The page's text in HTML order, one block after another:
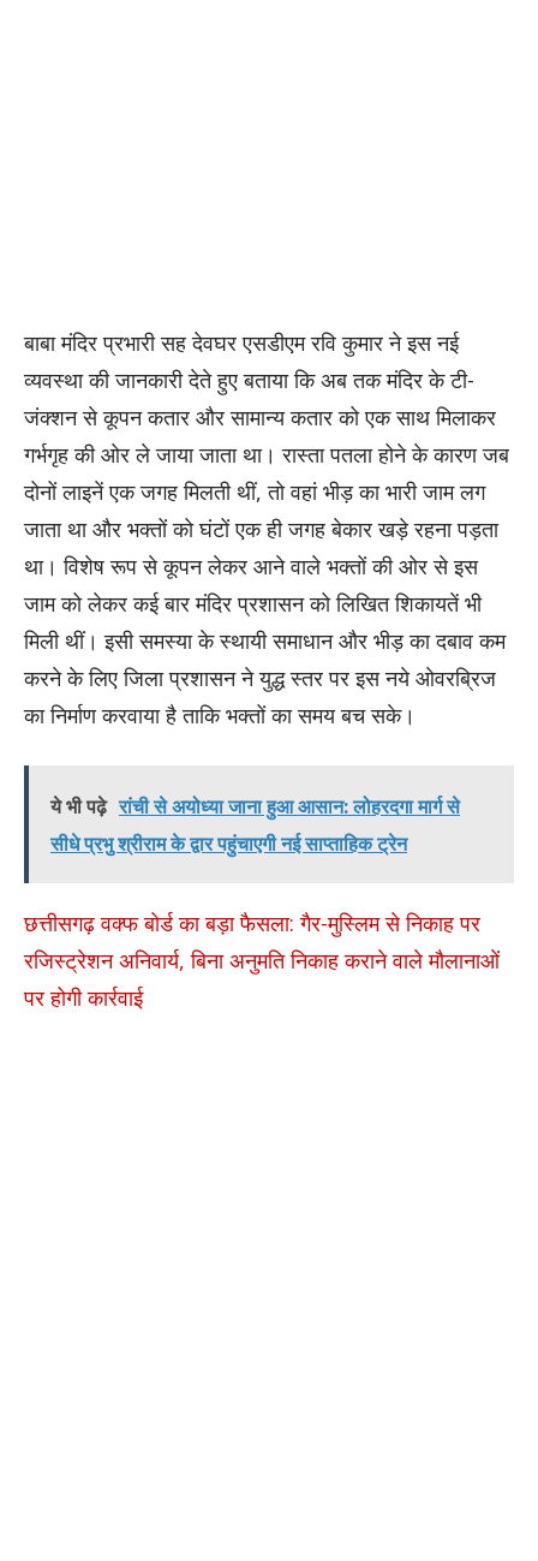
बाबा मंदिर प्रभारी सह देवघर एसडीएम रवि कुमार ने इस नई
व्यवस्था की जानकारी देते हुए बताया कि अब तक मंदिर के टी-
जंक्शन से कूपन कतार और सामान्य कतार को एक साथ मिलाकर
गर्भगृह की ओर ले जाया जाता था। रास्ता पतला होने के कारण जब
दोनों लाइनें एक जगह मिलती थीं, तो वहां भीड़ का भारी जाम लग
जाता था और भक्तों को घंटों एक ही जगह बेकार खड़े रहना पड़ता
था। विशेष रूप से कूपन लेकर आने वाले भक्तों की ओर से इस
जाम को लेकर कई बार मंदिर प्रशासन को लिखित शिकायतें भी
मिली थीं। इसी समस्या के स्थायी समाधान और भीड़ का दबाव कम
करने के लिए जिला प्रशासन ने युद्ध स्तर पर इस नये ओवरब्रिज
का निर्माण करवाया है ताकि भक्तों का समय बच सके।
ये भी पढ़े रांची से अयोध्या जाना हुआ आसान: लोहरदगा मार्ग से
सीधे प्रभु श्रीराम के द्वार पहुंचाएगी नई साप्ताहिक ट्रेन
छत्तीसगढ़ वक्फ बोर्ड का बड़ा फैसला: गैर-मुस्लिम से निकाह पर
रजिस्ट्रेशन अनिवार्य, बिना अनुमति निकाह कराने वाले मौलानाओं
पर होगी कार्रवाई